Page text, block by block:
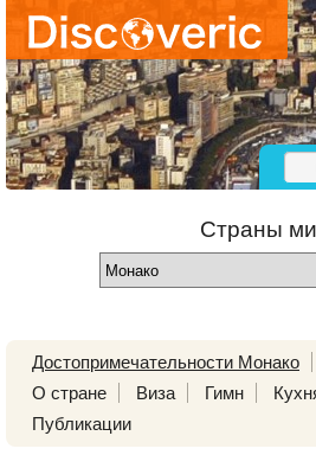
Страны
Достопримечательности Монако
О стране
Виза Гимн
Публикации